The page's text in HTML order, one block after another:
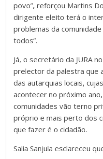
povo”, reforçou Martins
dirigente eleito terá o
problemas da
todos”.
Já, o secretário da JURA
prelector da palestra que
das autarquias locais,
acontecer no próximo
comunidades vão terno
próprio e mais perto dos
que fazer é o cidadão.
Salia Sanjula esclareceu